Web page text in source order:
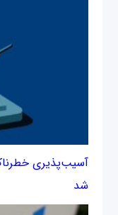
آسیب‌پذیری
شد